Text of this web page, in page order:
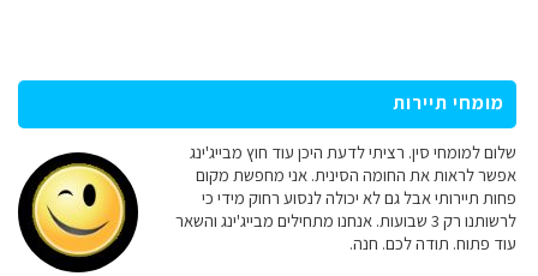
מומחי תיירות
שלום למומחי סין. רציתי לדעת היכן עוד חוץ מבייג'ינג
אפשר לראות את החומה הסינית. אני מחפשת מקום
פחות תיירותי אבל גם לא יכולה לנסוע רחוק מידי כי
לרשותנו רק 3 שבועות. אנחנו מתחילים מבייג'ינג והשאר
עוד פתוח. תודה לכם. חנה.